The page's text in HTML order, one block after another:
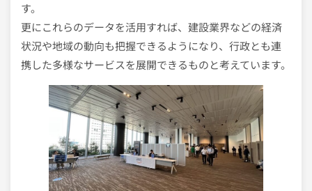
す。
更にこれらのデータを活用すれば、建設業界などの経済
状況や地域の動向も把握できるようになり、行政とも連
携した多様なサービスを展開できるものと考えています。